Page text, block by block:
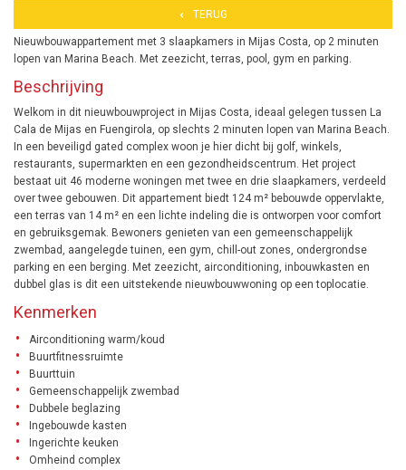
TERUG
Nieuwbouwappartement met 3 slaapkamers in Mijas Costa, op 2 minuten
lopen van Marina Beach. Met zeezicht, terras, pool, gym en parking.
Beschrijving
Welkom in dit nieuwbouwproject in Mijas Costa, ideaal gelegen tussen La
Cala de Mijas en Fuengirola, op slechts 2 minuten lopen van Marina Beach.
In een beveiligd gated complex woon je hier dicht bij golf, winkels,
restaurants, supermarkten en een gezondheidscentrum. Het project
bestaat uit 46 moderne woningen met twee en drie slaapkamers, verdeeld
over twee gebouwen. Dit appartement biedt 124 m² bebouwde oppervlakte,
een terras van 14 m² en een lichte indeling die is ontworpen voor comfort
en gebruiksgemak. Bewoners genieten van een gemeenschappelijk
zwembad, aangelegde tuinen, een gym, chill-out zones, ondergrondse
parking en een berging. Met zeezicht, airconditioning, inbouwkasten en
dubbel glas is dit een uitstekende nieuwbouwwoning op een toplocatie.
Kenmerken
Airconditioning warm/koud
Buurtfitnessruimte
Buurttuin
Gemeenschappelijk zwembad
Dubbele beglazing
Ingebouwde kasten
Ingerichte keuken
Omheind complex